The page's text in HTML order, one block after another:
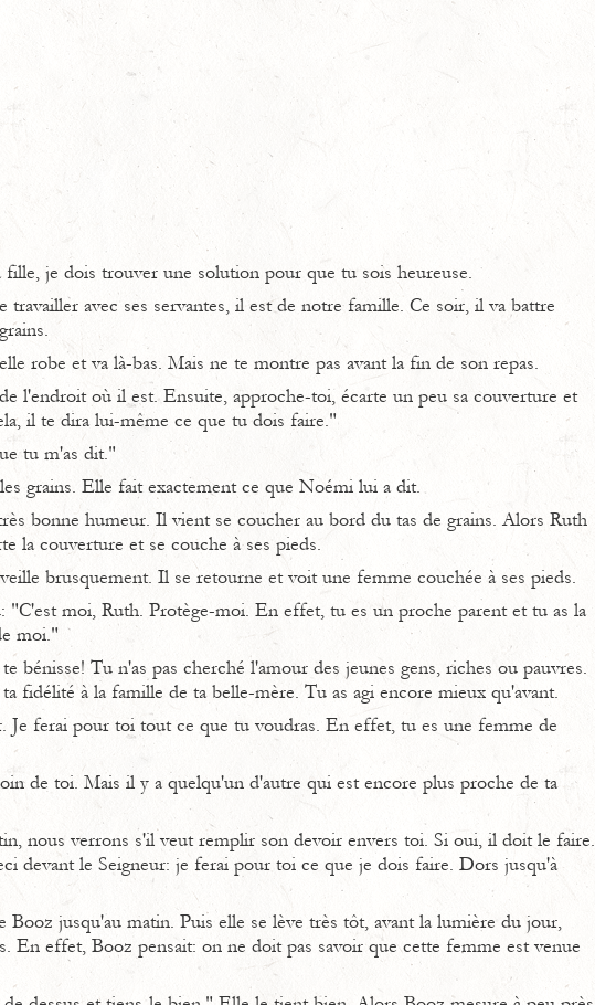
je dois trouver une solution pour que tu sois heureuse.
travailler avec ses servantes, il est de notre famille. Ce soir, il va battre
robe et va là-bas. Mais ne te montre pas avant la fin de son repas.
l'endroit où il est. Ensuite, approche-toi, écarte un peu sa couverture et
il te dira lui-même ce que tu dois faire."
tu m'as dit."
grains. Elle fait exactement ce que Noémi lui a dit.
bonne humeur. Il vient se coucher au bord du tas de grains. Alors Ruth
la couverture et se couche à ses pieds.
brusquement. Il se retourne et voit une femme couchée à ses pieds.
moi, Ruth. Protège-moi. En effet, tu es un proche parent et tu as la
moi."
bénisse! Tu n'as pas cherché l'amour des jeunes gens, riches ou pauvres.
fidélité à la famille de ta belle-mère. Tu as agi encore mieux qu'avant.
Je ferai pour toi tout ce que tu voudras. En effet, tu es une femme de
de toi. Mais il y a quelqu'un d'autre qui est encore plus proche de ta
nous verrons s'il veut remplir son devoir envers toi. Si oui, il doit le faire.
devant le Seigneur: je ferai pour toi ce que je dois faire. Dors jusqu'à
Booz jusqu'au matin. Puis elle se lève très tôt, avant la lumière du jour,
En effet, Booz pensait: on ne doit pas savoir que cette femme est venue